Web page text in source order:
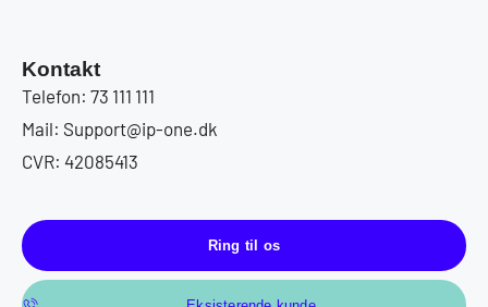
Kontakt
Telefon: 73 111 111
Mail: Support@ip-one.dk
CVR: 42085413
Ring til os